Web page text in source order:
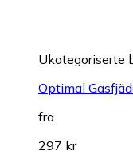
Ukategoriserte
Optimal
fra
297 kr